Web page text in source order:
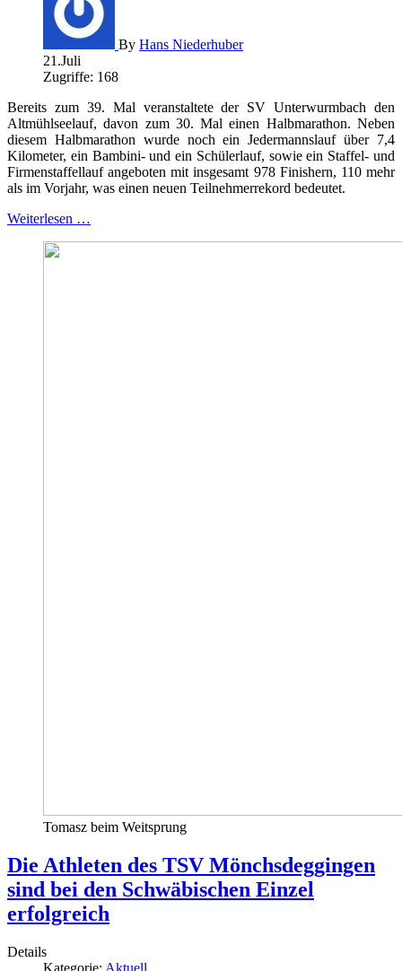
By Hans Niederhuber
21.Juli
Zugriffe: 168
Bereits zum 39. Mal veranstaltete der SV Unterwurmbach den
Altmühlseelauf, davon zum 30. Mal einen Halbmarathon. Neben
diesem Halbmarathon wurde noch ein Jedermannslauf über 7,4
Kilometer, ein Bambini- und ein Schülerlauf, sowie ein Staffel- und
Firmenstaffellauf angeboten mit insgesamt 978 Finishern, 110 mehr
als im Vorjahr, was einen neuen Teilnehmerrekord bedeutet.
Weiterlesen …
Tomasz beim Weitsprung
Die Athleten des TSV Mönchsdeggingen
sind bei den Schwäbischen Einzel
erfolgreich
Details